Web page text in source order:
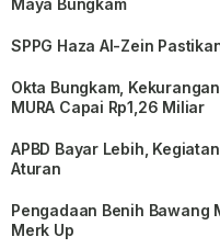
SPPG Haza Al-Zein
Okta Bungkam,
MURA Capai Rp1,26 Miliar
APBD Bayar Lebih,
Aturan
Pengadaan Benih
Merk Up